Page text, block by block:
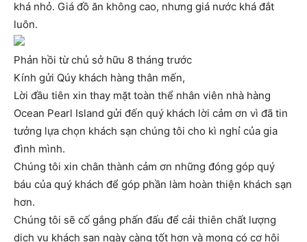
khá nhỏ. Giá đồ ăn không cao, nhưng giá nước khá đắt
luôn.
Phản hồi từ chủ sở hữu 8 tháng trước
Kính gửi Qúy khách hàng thân mến,
Lời đầu tiên xin thay mặt toàn thể nhân viên nhà hàng
Ocean Pearl Island gửi đến quý khách lời cảm ơn vì đã tin
tưởng lựa chọn khách sạn chúng tôi cho kì nghỉ của gia
đình mình.
Chúng tôi xin chân thành cảm ơn những đóng góp quý
báu của quý khách để góp phần làm hoàn thiện khách sạn
hơn.
Chúng tôi sẽ cố gắng phấn đấu để cải thiên chất lượng
dịch vụ khách sạn ngày càng tốt hơn và mong có cơ hội